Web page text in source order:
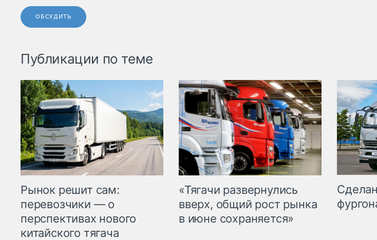
ОБСУДИТЬ
Публикации по теме
Рынок решит сам:
перевозчики — о
перспективах нового
китайского тягача
«Тягачи развернулись
вверх, общий рост рынка
в июне сохраняется»